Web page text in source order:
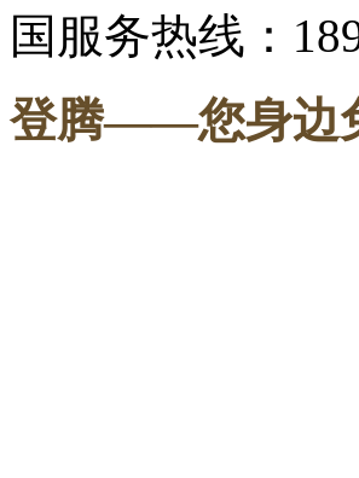
国服务热线：
登腾——您身边